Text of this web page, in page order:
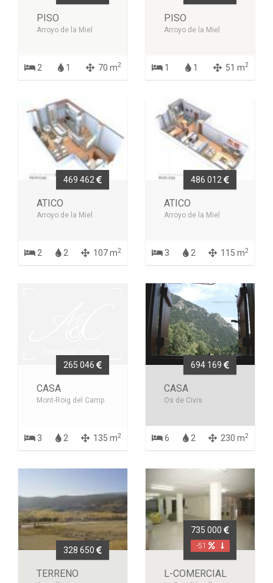
PISO
Arroyo de la Miel
2 1 70 m2
PISO
Arroyo de la Miel
1 1 51 m2
469 462
ATICO
Arroyo de la Miel
2 2 107 m2
486 012
ATICO
Arroyo de la Miel
3 2 115 m2
265 046
CASA
Mont-Roig del Camp
3 2 135 m2
694 169
CASA
Os de Civis
6 2 230 m2
328 650
TERRENO
735 000
-51
L-COMERCIAL